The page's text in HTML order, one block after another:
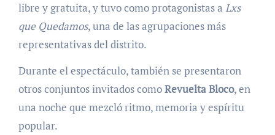
libre y gratuita, y tuvo como protagonistas a Lxs
que Quedamos, una de las agrupaciones más
representativas del distrito.
Durante el espectáculo, también se presentaron
otros conjuntos invitados comoRevuelta Bloco, en
una noche que mezcló ritmo, memoria y espíritu
popular.